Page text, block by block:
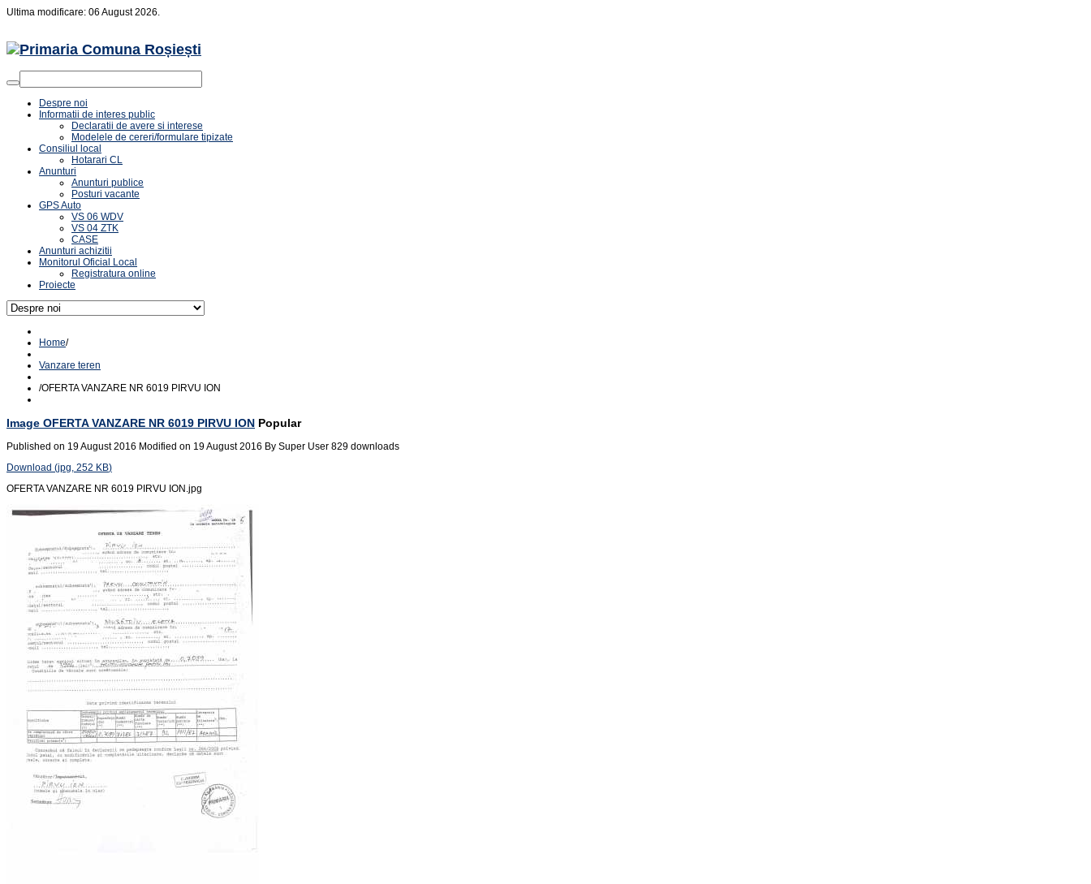
Ultima modificare: 06 August 2026.
Despre noi
Informatii de interes public
Declaratii de avere si interese
Modelele de cereri/formulare tipizate
Consiliul local
Hotarari CL
Anunturi
Anunturi publice
Posturi vacante
GPS Auto
VS 06 WDV
VS 04 ZTK
CASE
Anunturi achizitii
Monitorul Oficial Local
Registratura online
Proiecte
Home/
Vanzare teren
/OFERTA VANZARE NR 6019 PIRVU ION
Image OFERTA VANZARE NR 6019 PIRVU ION Popular
Published on 19 August 2016 Modified on 19 August 2016 By Super User 829 downloads
Download (jpg, 252 KB)
OFERTA VANZARE NR 6019 PIRVU ION.jpg